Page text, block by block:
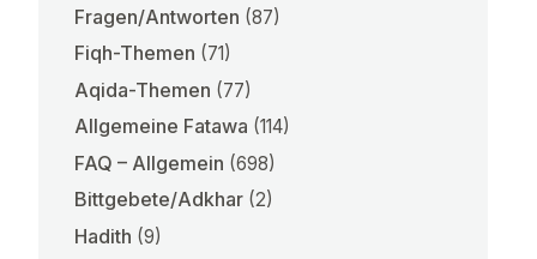
Fragen/Antworten (87)
Fiqh-Themen (71)
Aqida-Themen (77)
Allgemeine Fatawa (114)
FAQ – Allgemein (698)
Bittgebete/Adkhar (2)
Hadith (9)